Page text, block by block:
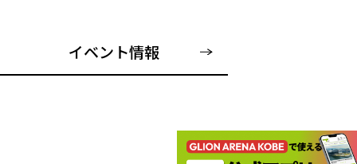
イベント情報